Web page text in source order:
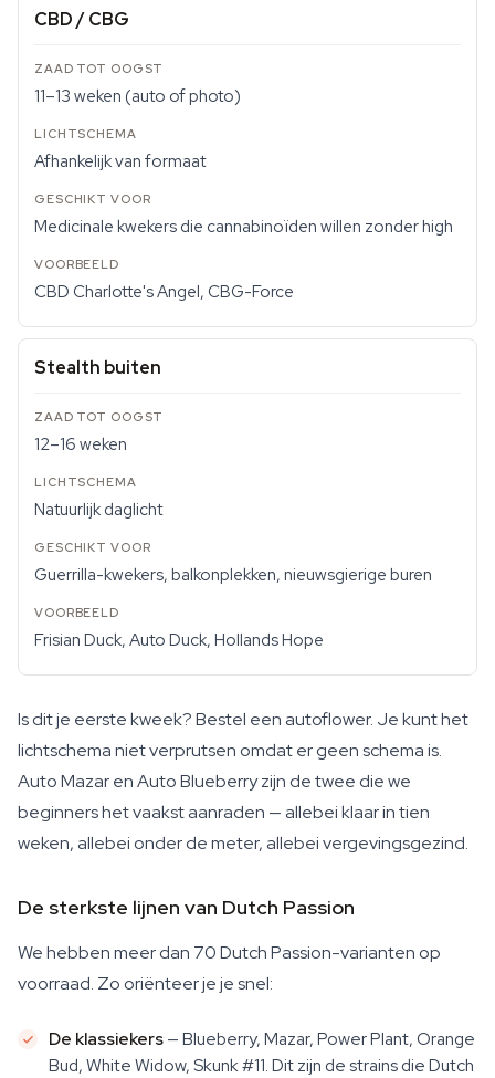
CBD / CBG
11–13 weken (auto of photo)
Afhankelijk van formaat
Medicinale kwekers die cannabinoïden willen zonder high
CBD Charlotte's Angel, CBG-Force
Stealth buiten
12–16 weken
Natuurlijk daglicht
Guerrilla-kwekers, balkonplekken, nieuwsgierige buren
Frisian Duck, Auto Duck, Hollands Hope
Is dit je eerste kweek? Bestel een autoflower. Je kunt het
lichtschema niet verprutsen omdat er geen schema is.
Auto Mazar en Auto Blueberry zijn de twee die we
beginners het vaakst aanraden — allebei klaar in tien
weken, allebei onder de meter, allebei vergevingsgezind.
De sterkste lijnen van Dutch Passion
We hebben meer dan 70 Dutch Passion-varianten op
voorraad. Zo oriënteer je je snel:
De klassiekers— Blueberry, Mazar, Power Plant, Orange
Bud, White Widow, Skunk #11. Dit zijn de strains die Dutch